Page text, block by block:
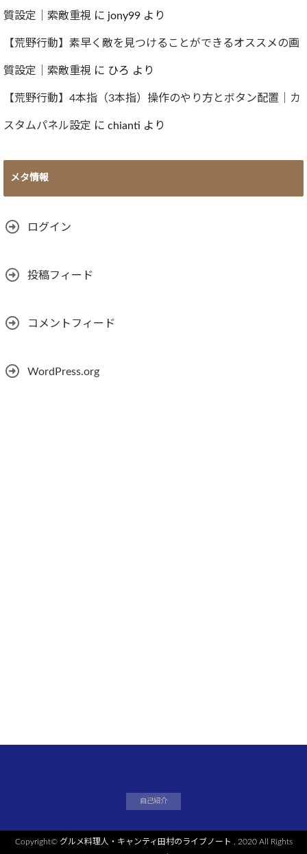
質設定｜索敵重視 に jony99 より
【荒野行動】素早く敵を見つけることができるオススメの画
質設定｜索敵重視 に ひろ より
【荒野行動】4本指（3本指）操作のやり方とボタン配置｜カ
スタムパネル設定 に chianti より
メタ情報
ログイン
投稿フィード
コメントフィード
WordPress.org
自己紹介
Copyright© グルメ料理人・キャンティ田村のライブノート
, 2020 All Rights